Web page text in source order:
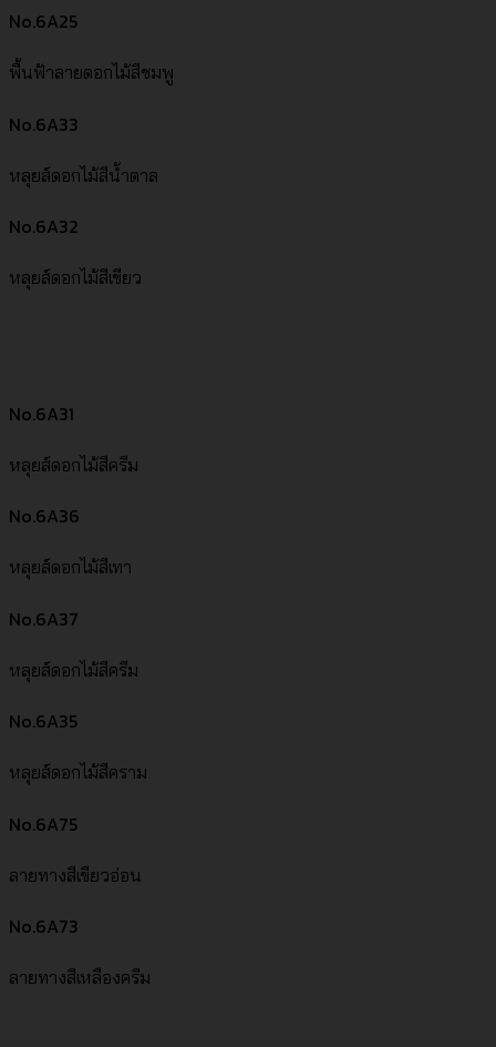
No.6A25
พื้นฟ้าลายดอกไม้สีชมพู
No.6A33
หลุยส์ดอกไม้สีน้ำตาล
No.6A32
หลุยส์ดอกไม้สีเขียว
No.6A31
หลุยส์ดอกไม้สีครีม
No.6A36
หลุยส์ดอกไม้สีเทา
No.6A37
หลุยส์ดอกไม้สีครีม
No.6A35
หลุยส์ดอกไม้สีคราม
No.6A75
ลายทางสีเขียวอ่อน
No.6A73
ลายทางสีเหลืองครีม